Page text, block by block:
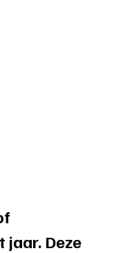
jaar. Deze